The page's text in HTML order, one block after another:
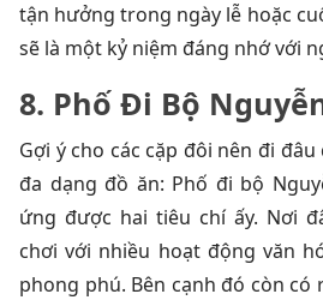
tận hưởng trong ngày lễ hoặc
sẽ là một kỷ niệm đáng nhớ với
8. Phố Đi Bộ
Gợi ý cho các cặp đôi nên đi
đa dạng đồ ăn: Phố đi bộ
ứng được hai tiêu chí ấy. Nơi
chơi với nhiều hoạt động văn
phong phú. Bên cạnh đó còn có